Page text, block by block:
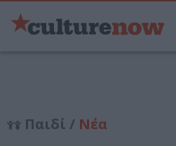
Παιδί / Νέα